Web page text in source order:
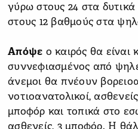
γύρω στους 24 στα
στους 12 βαθμούς στα
Απόψε ο καιρός θα είναι
συννεφιασμένος από
άνεμοι θα πνέουν
νοτιοανατολικοί,
μποφόρ και τοπικά στο